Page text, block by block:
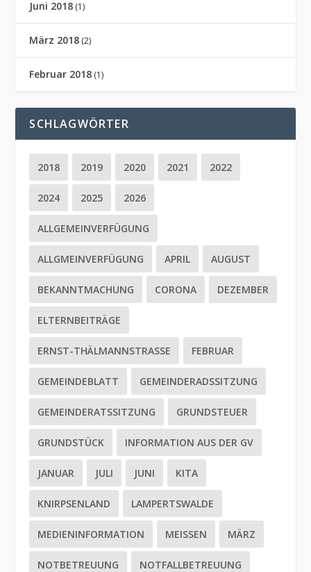
Juni 2018 (1)
März 2018 (2)
Februar 2018 (1)
SCHLAGWÖRTER
2018 2019 2020 2021 2022
2024 2025 2026
ALLGEMEINVERFÜGUNG
ALLGMEINVERFÜGUNG APRIL AUGUST
BEKANNTMACHUNG CORONA DEZEMBER
ELTERNBEITRÄGE
ERNST-THÄLMANNSTRASSE FEBRUAR
GEMEINDEBLATT GEMEINDERADSSITZUNG
GEMEINDERATSSITZUNG GRUNDSTEUER
GRUNDSTÜCK INFORMATION AUS DER GV
JANUAR JULI JUNI KITA
KNIRPSENLAND LAMPERTSWALDE
MEDIENINFORMATION MEISSEN MÄRZ
NOTBETREUUNG NOTFALLBETREUUNG